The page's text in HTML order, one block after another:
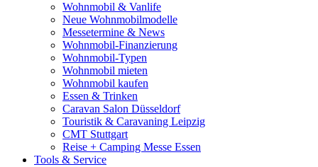
Wohnmobil & Vanlife
Neue Wohnmobilmodelle
Messetermine & News
Wohnmobil-Finanzierung
Wohnmobil-Typen
Wohnmobil mieten
Wohnmobil kaufen
Essen & Trinken
Caravan Salon Düsseldorf
Touristik & Caravaning Leipzig
CMT Stuttgart
Reise + Camping Messe Essen
Tools & Service